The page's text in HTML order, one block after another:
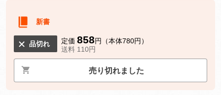
新書
品切れ 定価 858円（本体780円）
送料 110円
売り切れました